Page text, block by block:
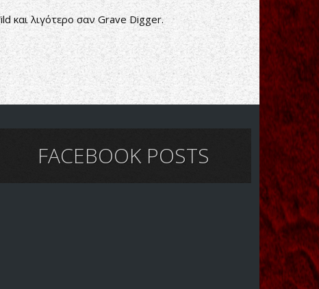
και λιγότερο σαν Grave Digger.
FACEBOOK POSTS